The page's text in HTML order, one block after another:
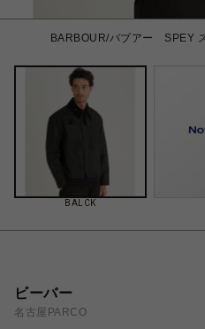
BARBOUR/バブアー SPEY
BALCK
ビーバー
名古屋PARCO